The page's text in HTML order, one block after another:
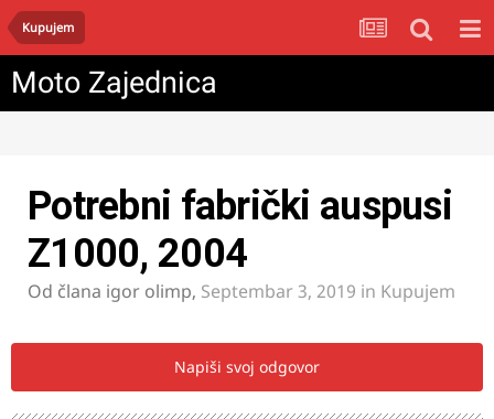
Kupujem
Moto Zajednica
Potrebni fabrički auspusi
Z1000, 2004
Od člana igor olimp, Septembar 3, 2019 in Kupujem
Napiši svoj odgovor